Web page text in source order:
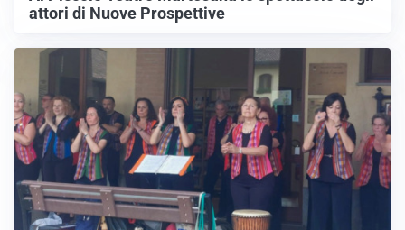
attori di Nuove Prospettive